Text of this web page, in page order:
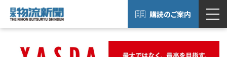
購読のご案内